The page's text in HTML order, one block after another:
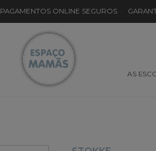
PAGAMENTOS ONLINE SEGUROS ·
AS